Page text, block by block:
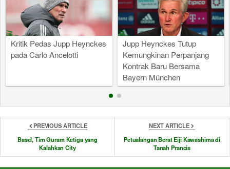
Kritik Pedas Jupp Heynckes
pada Carlo Ancelotti
Jupp Heynckes Tutup
Kemungkinan Perpanjang
Kontrak Baru Bersama
Bayern München
PREVIOUS ARTICLE
Basel, Tim Guram Ketiga yang
Kalahkan City
NEXT ARTICLE
Petualangan Berat Eiji Kawashima di
Tanah Prancis